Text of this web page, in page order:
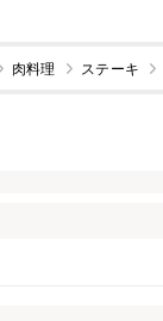
肉料理 ステーキ